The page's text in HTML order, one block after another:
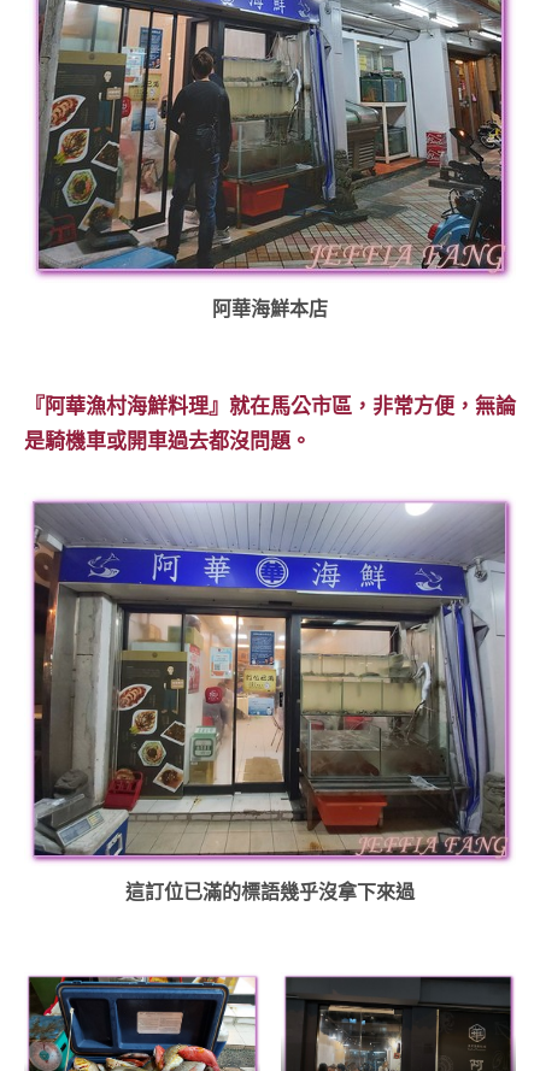
專
欄、
光
作
達
人
阿華海鮮本店
『阿華漁村海鮮料理』就在馬公市區，非常方便，無論
是騎機車或開車過去都沒問題。
這訂位已滿的標語幾乎沒拿下來過